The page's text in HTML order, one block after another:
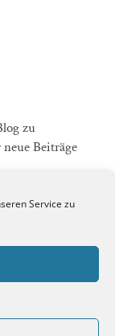
Service zu
zu
Beiträge